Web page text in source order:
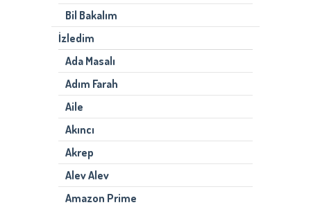
Bil Bakalım
İzledim
Ada Masalı
Adım Farah
Aile
Akıncı
Akrep
Alev Alev
Amazon Prime